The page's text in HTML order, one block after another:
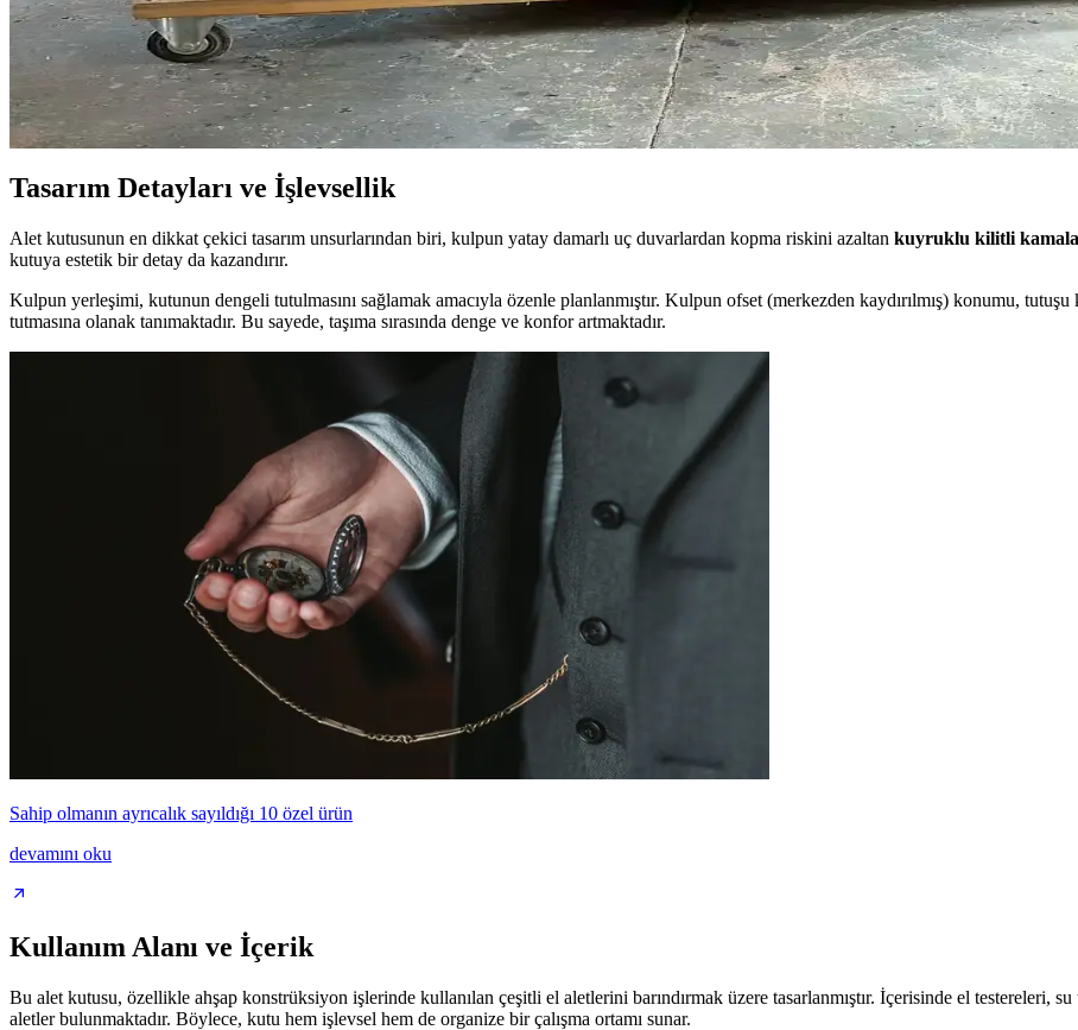
Ahşap epoksi dökümünde renk pigmentlerinin ahşap liflerine sızması sıkça karşılaşılan bir sorundur. Ön mühürleme, doğru pigment seçimi
Geleneksel Ahşap İşçiliğiyle Masif Ahşap Masa Yapımında Klasik Birleştirme Teknikleri
Geleneksel el aletleri ve klasik birleştirme yöntemleri kullanılarak meşe ve ceviz malzemelerle yapılan masif ahşap masa, dayanıklılık ve
Tasarım Detayları ve İşlevsellik
Alet kutusunun en dikkat çekici tasarım unsurlarından biri, kulpun yatay damarlı uç duvarlardan kopma riskini azaltan kuyruklu kilitli
kutuya estetik bir detay da kazandırır.
Kulpun yerleşimi, kutunun dengeli tutulmasını sağlamak amacıyla özenle planlanmıştır. Kulpun ofset (merkezden kaydırılmış) konumu,
tutmasına olanak tanımaktadır. Bu sayede, taşıma sırasında denge ve konfor artmaktadır.
Sahip olmanın ayrıcalık sayıldığı 10 özel ürün
devamını oku
Kullanım Alanı ve İçerik
Bu alet kutusu, özellikle ahşap konstrüksiyon işlerinde kullanılan çeşitli el aletlerini barındırmak üzere tasarlanmıştır. İçerisinde el testereleri,
aletler bulunmaktadır. Böylece, kutu hem işlevsel hem de organize bir çalışma ortamı sunar.